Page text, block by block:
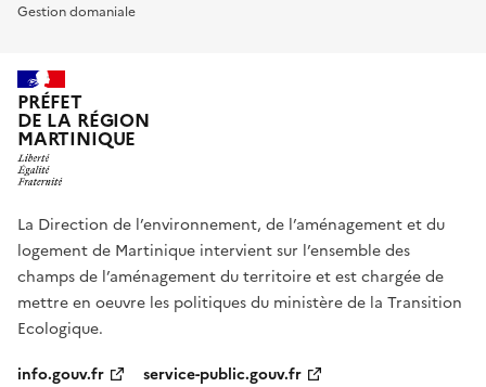
Gestion domaniale
PRÉFET
DE LA RÉGION
MARTINIQUE
La Direction de l’environnement, de l’aménagement et du
logement de Martinique intervient sur l’ensemble des
champs de l’aménagement du territoire et est chargée de
mettre en oeuvre les politiques du ministère de la Transition
Ecologique.
info.gouv.fr
service-public.gouv.fr